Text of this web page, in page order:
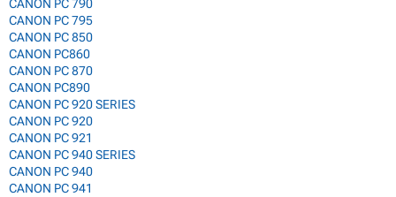
CANON PC 790
CANON PC 795
CANON PC 850
CANON PC860
CANON PC 870
CANON PC890
CANON PC 920 SERIES
CANON PC 920
CANON PC 921
CANON PC 940 SERIES
CANON PC 940
CANON PC 941